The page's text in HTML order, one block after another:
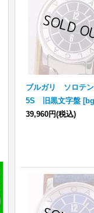
ブルガリ ソロテ
5S 旧黒文字盤 [
39,960円(税込)